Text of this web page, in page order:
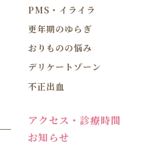
PMS・イライラ
更年期のゆらぎ
おりものの悩み
デリケートゾーン
不正出血
アクセス・診療時間
お知らせ